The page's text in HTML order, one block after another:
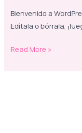
Bienvenido a
Edítala o bórrala,
¡Hola
Read More »